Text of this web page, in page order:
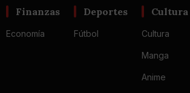
Finanzas
Economía
Deportes
Fútbol
Cultura
Cultura
Manga
Anime